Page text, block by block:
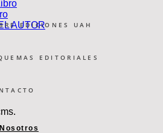
EDICIONES UAH
EDITORIALES
AUTOR